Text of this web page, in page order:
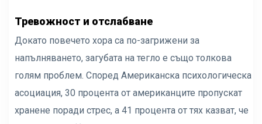
Тревожност и отслабване
Докато повечето хора са по-загрижени за
напълняването, загубата на тегло е също толкова
голям проблем. Според Американска психологическа
асоциация, 30 процента от американците пропускат
хранене поради стрес, а 41 процента от тях казват, че